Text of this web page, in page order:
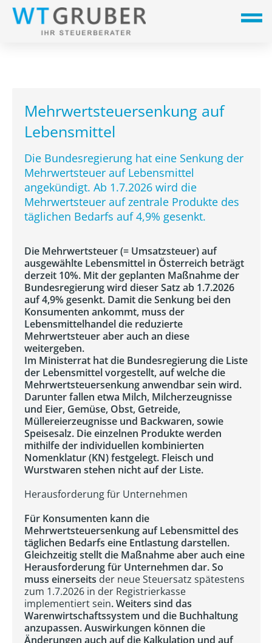
Mehrwertsteuersenkung auf
Lebensmittel
Die Bundesregierung hat eine Senkung der
Mehrwertsteuer auf Lebensmittel
angekündigt. Ab 1.7.2026 wird die
Mehrwertsteuer auf zentrale Produkte des
täglichen Bedarfs auf 4,9% gesenkt.
Die Mehrwertsteuer (= Umsatzsteuer) auf
ausgewählte Lebensmittel in Österreich beträgt
derzeit 10%. Mit der geplanten Maßnahme der
Bundesregierung wird dieser Satz ab 1.7.2026
auf 4,9% gesenkt. Damit die Senkung bei den
Konsumenten ankommt, muss der
Lebensmittelhandel die reduzierte
Mehrwertsteuer aber auch an diese
weitergeben.
Im Ministerrat hat die Bundesregierung die Liste
der Lebensmittel vorgestellt, auf welche die
Mehrwertsteuersenkung anwendbar sein wird.
Darunter fallen etwa Milch, Milcherzeugnisse
und Eier, Gemüse, Obst, Getreide,
Müllereierzeugnisse und Backwaren, sowie
Speisesalz. Die einzelnen Produkte werden
mithilfe der individuellen kombinierten
Nomenklatur (KN) festgelegt. Fleisch und
Wurstwaren stehen nicht auf der Liste.
Herausforderung für Unternehmen
Für Konsumenten kann die
Mehrwertsteuersenkung auf Lebensmittel des
täglichen Bedarfs eine Entlastung darstellen.
Gleichzeitig stellt die Maßnahme aber auch eine
Herausforderung für Unternehmen dar. So
muss einerseits der neue Steuersatz spätestens
zum 1.7.2026 in der Registrierkasse
implementiert sein. Weiters sind das
Warenwirtschaftssystem und die Buchhaltung
anzupassen. Auswirkungen können die
Änderungen auch auf die Kalkulation und auf